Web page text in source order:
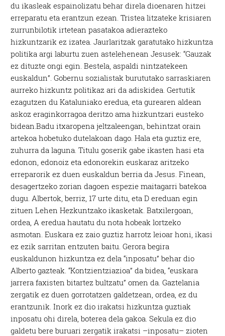
du ikasleak espainolizatu behar direla dioenaren hitzei
erreparatu eta erantzun ezean. Tristea litzateke krisiaren
zurrunbilotik irtetean pasatakoa adierazteko
hizkuntzarik ez izatea. Jaurlaritzak garatutako hizkuntza
politika argi laburtu zuen astelehenean Jesusek: “Gauzak
ez dituzte ongi egin. Bestela, aspaldi nintzatekeen
euskaldun”. Gobernu sozialistak burututako sarraskiaren
aurreko hizkuntz politikaz ari da adiskidea. Gertutik
ezagutzen du Kataluniako eredua, eta gurearen aldean
askoz eraginkorragoa deritzo ama hizkuntzari eusteko
bidean.Badu itxaropena jeltzaleengan, behintzat orain
artekoa hobetuko dutelakoan dago. Hala eta guztiz ere,
zuhurra da laguna. Titulu goserik gabe ikasten hasi eta
edonon, edonoiz eta edonorekin euskaraz aritzeko
erreparorik ez duen euskaldun berria da Jesus. Finean,
desagertzeko zorian dagoen espezie maitagarri batekoa
dugu. Albertok, berriz, 17 urte ditu, eta D ereduan egin
zituen Lehen Hezkuntzako ikasketak. Batxilergoan,
ordea, A eredua hautatu du nota hobeak lortzeko
asmotan. Euskara ez zaio guztiz harrotz leioar honi, ikasi
ez ezik sarritan entzuten baitu. Gerora begira
euskaldunon hizkuntza ez dela “inposatu” behar dio
Alberto gazteak. “Kontzientziazioa” da bidea, “euskara
jarrera faxisten bitartez bultzatu” omen da. Gaztelania
zergatik ez duen gorrotatzen galdetzean, ordea, ez du
erantzunik. Inork ez dio irakatsi hizkuntza guztiak
inposatu ohi direla, boterea dela gakoa. Sekula ez dio
galdetu bere buruari zergatik irakatsi –inposatu– zioten